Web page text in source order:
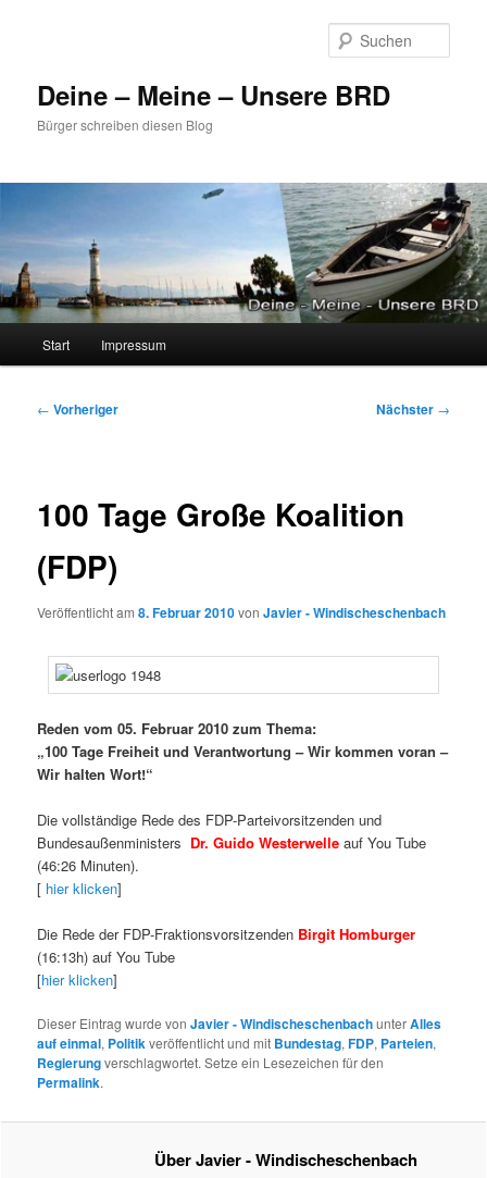
Deine – Meine – Unsere BRD
Bürger schreiben diesen Blog
Start Impressum
Beitragsnavigation
← Vorheriger Nächster →
100 Tage Große Koalition
(FDP)
Veröffentlicht am8. Februar 2010vonJavier - Windischeschenbach
Reden vom 05. Februar 2010 zum Thema:
„100 Tage Freiheit und Verantwortung – Wir kommen voran –
Wir halten Wort!“
Die vollständige Rede des FDP-Parteivorsitzenden und
Bundesaußenministers Dr. Guido Westerwelleauf You Tube
(46:26 Minuten).
[ hier klicken]
Die Rede der FDP-Fraktionsvorsitzenden Birgit Homburger
(16:13h) auf You Tube
[hier klicken]
Dieser Eintrag wurde vonJavier - WindischeschenbachunterAlles
auf einmal, Politikveröffentlicht und mit Bundestag,FDP, Parteien,
Regierungverschlagwortet. Setze ein Lesezeichen für den
Permalink.
Über Javier - Windischeschenbach